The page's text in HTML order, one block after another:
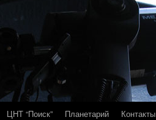
ЦНТ “Поиск” Планетарий Контакты